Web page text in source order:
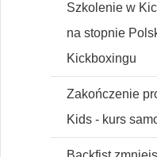
Szkolenie w
na stopnie
Kickboxingu
Zakończenie
Kids - kurs